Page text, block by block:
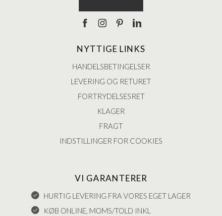
NYTTIGE LINKS
HANDELSBETINGELSER
LEVERING OG RETURET
FORTRYDELSESRET
KLAGER
FRAGT
INDSTILLINGER FOR COOKIES
VI GARANTERER
HURTIG LEVERING FRA VORES EGET LAGER
KØB ONLINE, MOMS/TOLD INKL